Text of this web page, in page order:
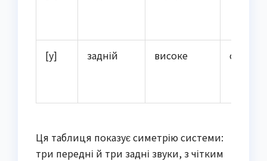
[у] задній високе
Ця таблиця показує симетрію системи:
три передні й три задні звуки, з чітким